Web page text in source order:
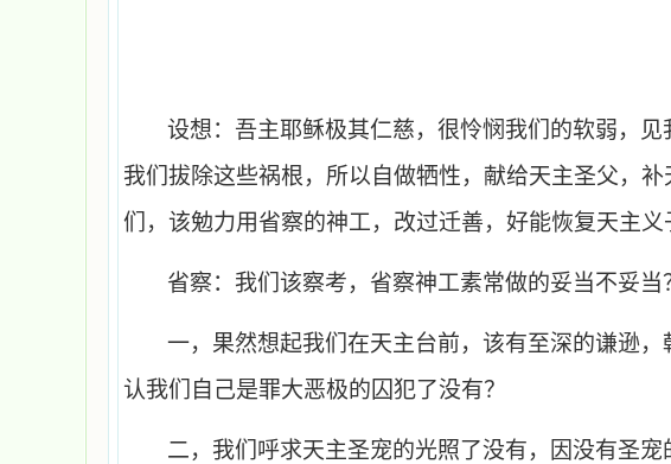
设想：吾主耶稣极其仁慈，很怜悯我们的软弱，
我们拔除这些祸根，所以自做牺性，献给天主圣父，
们，该勉力用省察的神工，改过迁善，好能恢复天主义
省察：我们该察考，省察神工素常做的妥当不妥当
一，果然想起我们在天主台前，该有至深的谦逊
认我们自己是罪大恶极的囚犯了没有？
二，我们呼求天主圣宠的光照了没有，因没有圣